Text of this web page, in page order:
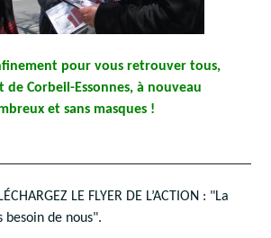
pour vous retrouver tous,
de Corbeil-Essonnes, à nouveau
et sans masques !
LE FLYER DE L’ACTION : "La
besoin de nous".